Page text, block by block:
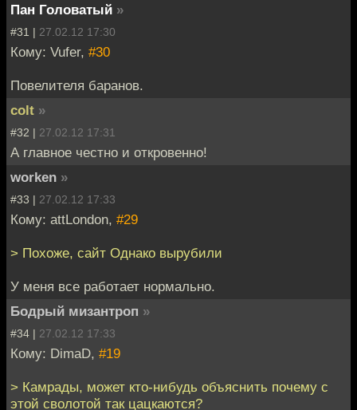
Пан Головатый »
#31 | 27.02.12 17:30
Кому: Vufer, #30
Повелителя баранов.
colt »
#32 | 27.02.12 17:31
А главное честно и откровенно!
worken »
#33 | 27.02.12 17:33
Кому: attLondon, #29
> Похоже, сайт Однако вырубили
У меня все работает нормально.
Бодрый мизантроп »
#34 | 27.02.12 17:33
Кому: DimaD, #19
> Камрады, может кто-нибудь объяснить почему с
этой сволотой так цацкаются?